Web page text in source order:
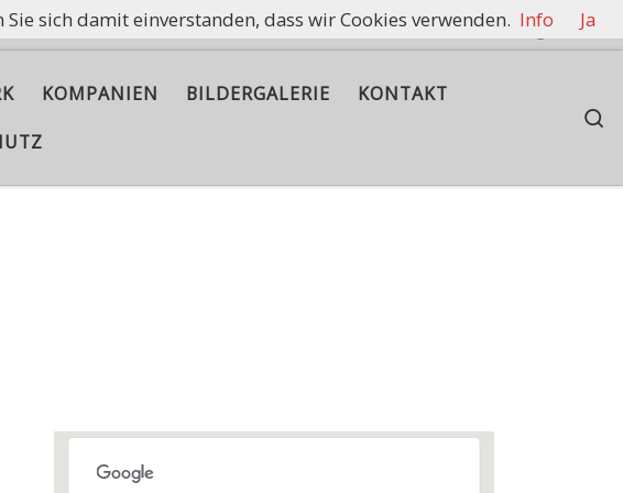
am Brennen zu halten.
KOMPANIEN BILDERGALERIE
KONTAKT
sich damit einverstanden, dass wir Cookies verwenden. Info Ja